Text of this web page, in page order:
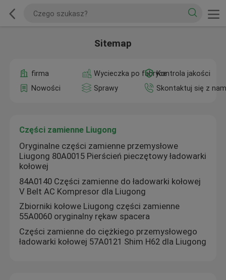
Sitemap
firma Wycieczka po fabryceKontrola jakości
Nowości
Sprawy Skontaktuj się z
Części zamienne Liugong
Oryginalne części zamienne przemysłowe
Liugong 80A0015 Pierścień pieczętowy ładowarki
kołowej
84A0140 Części zamienne do ładowarki kołowej
V Belt AC Kompresor dla Liugong
Zbiorniki kołowe Liugong części zamienne
55A0060 oryginalny rękaw spacera
Części zamienne do ciężkiego przemysłowego
ładowarki kołowej 57A0121 Shim H62 dla Liugong